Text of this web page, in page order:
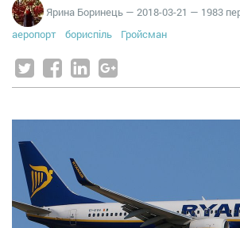
Ярина Боринець — 2018-03-21 — 1983
аеропорт
бориспіль Гройсман